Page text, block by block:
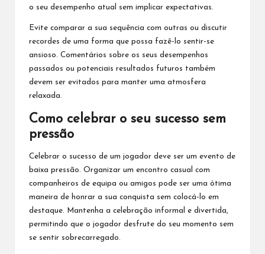
o seu desempenho atual sem implicar expectativas.
Evite comparar a sua sequência com outras ou discutir
recordes de uma forma que possa fazê-lo sentir-se
ansioso. Comentários sobre os seus desempenhos
passados ou potenciais resultados futuros também
devem ser evitados para manter uma atmosfera
relaxada.
Como celebrar o seu sucesso sem
pressão
Celebrar o sucesso de um jogador deve ser um evento de
baixa pressão. Organizar um encontro casual com
companheiros de equipa ou amigos pode ser uma ótima
maneira de honrar a sua conquista sem colocá-lo em
destaque. Mantenha a celebração informal e divertida,
permitindo que o jogador desfrute do seu momento sem
se sentir sobrecarregado.